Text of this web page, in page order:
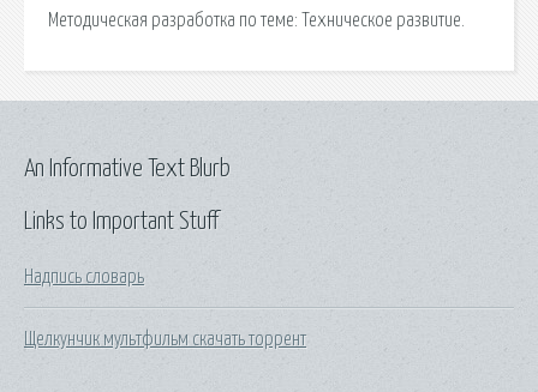
Методическая разработка по теме: Техническое развитие.
Links to Important Stuff
Надпись словарь
Щелкунчик мультфильм скачать торрент
An Informative Text Blurb